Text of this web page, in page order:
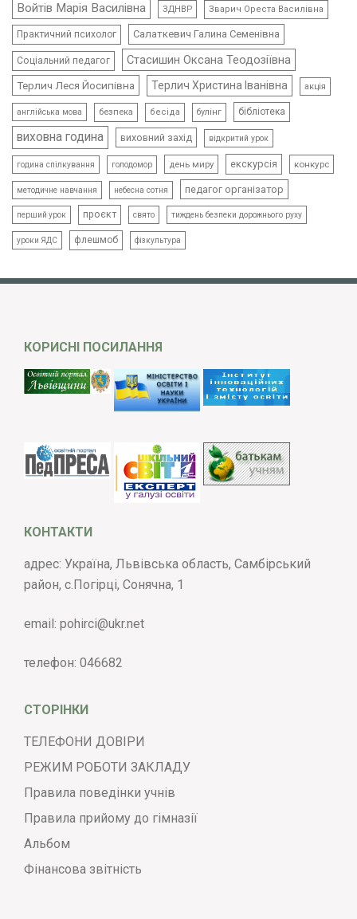
Войтів Марія Василівна ЗДНВР Зварич Ореста Василівна
Практичний психолог Салаткевич Галина Семенівна
Соціальний педагог Стасишин Оксана Теодозіївна
Терлич Леся Йосипівна Терлич Христина Іванівна акція
англійська мова безпека бесіда булінг бібліотека
виховна година виховний захід відкритий урок
година спілкування голодомор день миру екскурсія конкурс
методичне навчання небесна сотня педагог організатор
перший урок проєкт свято тиждень безпеки дорожнього руху
уроки ЯДС флешмоб фізкультура
КОРИСНІ ПОСИЛАННЯ
КОНТАКТИ
адрес: Україна, Львівська область, Самбірський
район, с.Погірці, Сонячна, 1
email: pohirci@ukr.net
телефон: 046682
СТОРІНКИ
ТЕЛЕФОНИ ДОВІРИ
РЕЖИМ РОБОТИ ЗАКЛАДУ
Правила поведінки учнів
Правила прийому до гімназії
Альбом
Фінансова звітність